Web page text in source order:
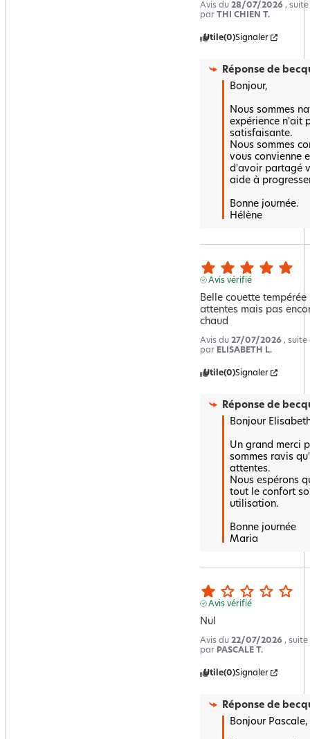
Avis du 28/07/2026 ,
par THI CHIEN T.
Utile(0)Signaler
Réponse de
Bonjour,
Nous sommes
expérience n'ait
satisfaisante.
Nous sommes
vous convienne
d'avoir partagé
aide à
Bonne journée.
Hélène
Avis vérifié
Belle couette
attentes mais pas
chaud
Avis du 27/07/2026 , suite
par ELISABETH L.
Utile(0)Signaler
Réponse de
Bonjour
Un grand merci
sommes ravis
attentes.
Nous espérons
tout le confort
utilisation.
Bonne journée
Maria
Avis vérifié
Nul
Avis du 22/07/2026 , suite
par PASCALE T.
Utile(0)Signaler
Réponse de
Bonjour Pascale,